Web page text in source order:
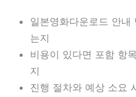
일본영화다운로드 안내
는지
비용이 있다면 포함 항
지
진행 절차와 예상 소요